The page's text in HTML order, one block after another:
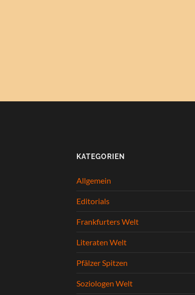
KATEGORIEN
Allgemein
Editorials
Frankfurters Welt
Literaten Welt
Pfälzer Spitzen
Soziologen Welt